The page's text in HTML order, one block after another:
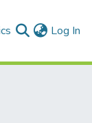
Log In